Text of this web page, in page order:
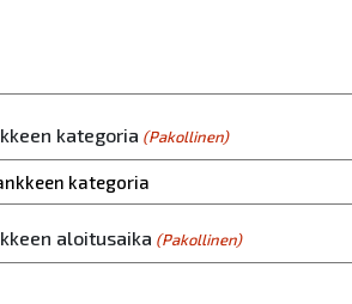
kategoria (Pakollinen)
aloitusaika (Pakollinen)